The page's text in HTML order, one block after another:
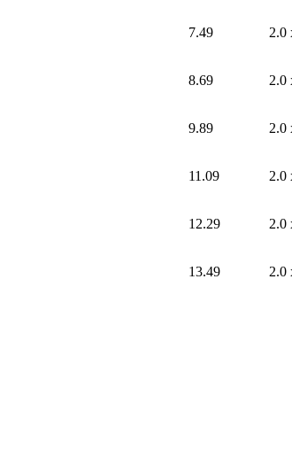
7.49 2.0
8.69 2.0
9.89 2.0
11.09 2.0
12.29 2.0
13.49 2.0